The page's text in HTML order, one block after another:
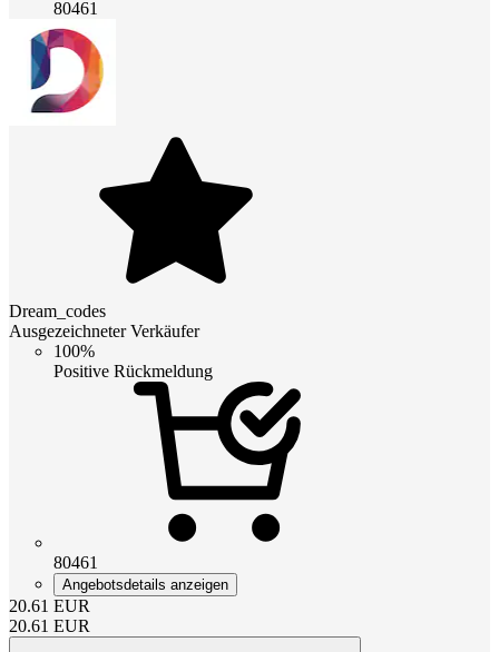
80461
Dream_codes
Ausgezeichneter Verkäufer
100%
Positive Rückmeldung
80461
Angebotsdetails anzeigen
20.61 EUR
20.61 EUR